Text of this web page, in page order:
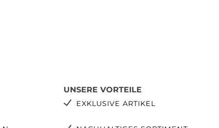
UNSERE VORTEILE
EXKLUSIVE ARTIKEL